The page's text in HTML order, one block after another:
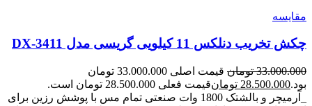
مقایسه
چکش تخریب دنلکس 11 کیلویی گریسی مدل DX-3411
33.000.000 تومان
قیمت اصلی 33.000.000 تومان
بود.28.500.000 تومانقیمت فعلی 28.500.000 تومان است.
_آرمیچر و بالشتک 1800 وات صنعتی تمام مس با پوشش رزین برای